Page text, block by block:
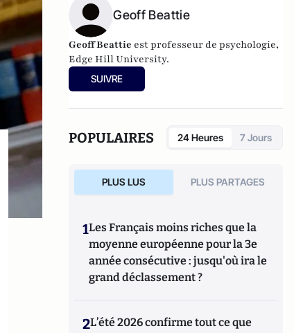
Geoff Beattie
Geoff Beattie est professeur de psychologie,
Edge Hill University.
SUIVRE
POPULAIRES 24 Heures 7 Jours
PLUS LUS PLUS PARTAGES
1Les Français moins riches que la
moyenne européenne pour la 3e
année consécutive : jusqu'où ira le
grand déclassement ?
2L’été 2026 confirme tout ce que